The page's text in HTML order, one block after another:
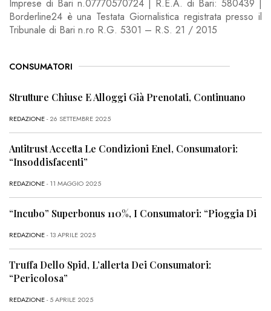
Imprese di Bari n.07770570724 | R.E.A. di Bari: 580439 |
Borderline24 è una Testata Giornalistica registrata presso il
Tribunale di Bari n.ro R.G. 5301 – R.S. 21 / 2015
CONSUMATORI
Strutture Chiuse E Alloggi Già Prenotati, Continuano
REDAZIONE- 26 SETTEMBRE 2025
Antitrust Accetta Le Condizioni Enel, Consumatori:
“Insoddisfacenti”
REDAZIONE- 11 MAGGIO 2025
“Incubo” Superbonus 110%, I Consumatori: “Pioggia Di
REDAZIONE- 13 APRILE 2025
Truffa Dello Spid, L’allerta Dei Consumatori:
“Pericolosa”
REDAZIONE- 5 APRILE 2025